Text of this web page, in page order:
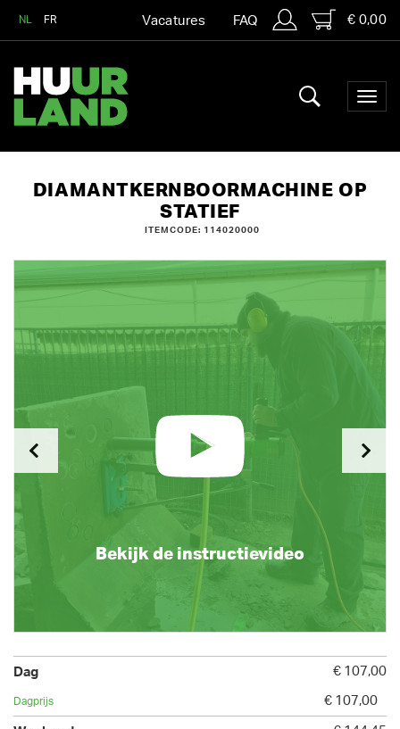
NL FR Vacatures FAQ € 0,00
DIAMANTKERNBOORMACHINE OP
STATIEF
ITEMCODE: 114020000
Bekijk de instructievideo
€ 107,00
€ 107,00